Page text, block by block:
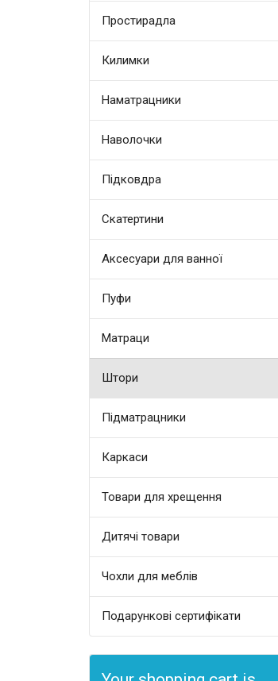
Простирадла
Килимки
Наматрацники
Наволочки
Підковдра
Скатертини
Аксесуари для ванної
Пуфи
Матраци
Штори
Підматрацники
Каркаси
Товари для хрещення
Дитячі товари
Чохли для меблів
Подарункові сертифікати